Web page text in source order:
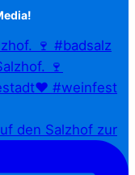
🍷 #badsalz
den Salzhof zur